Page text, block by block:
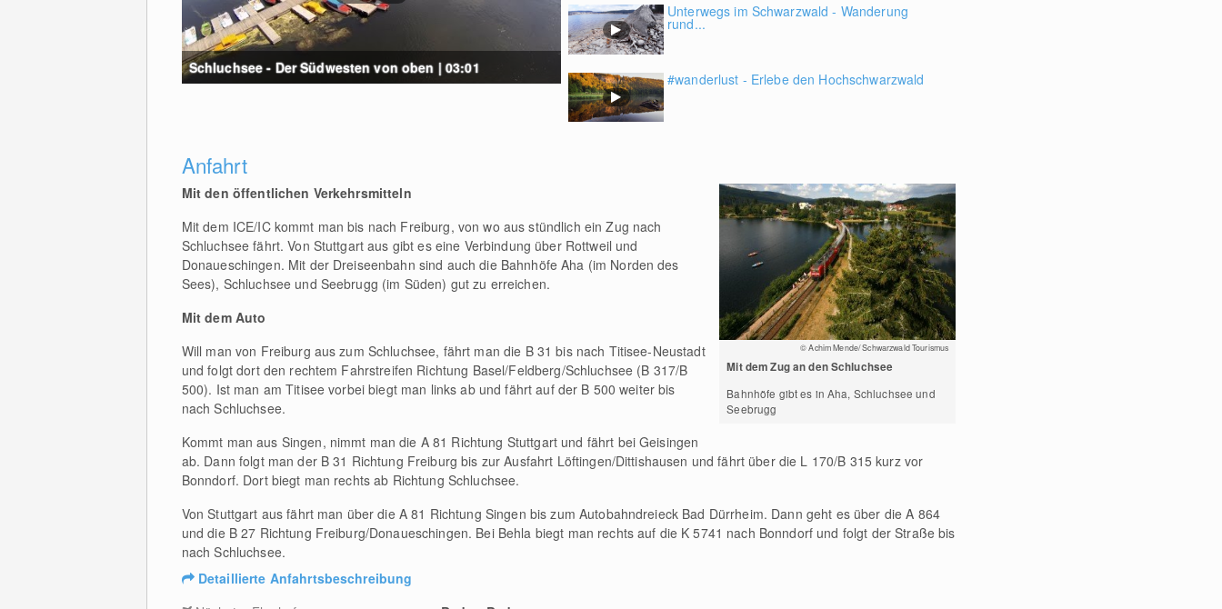
Schluchsee - Der Südwesten von oben | 03:01
Unterwegs im Schwarzwald - Wanderung
rund...
#wanderlust - Erlebe den Hochschwarzwald
Anfahrt
© Achim Mende/ Schwarzwald Tourismus
Mit dem Zug an den Schluchsee
Bahnhöfe gibt es in Aha, Schluchsee und
Seebrugg
Mit den öffentlichen Verkehrsmitteln
Mit dem ICE/IC kommt man bis nach Freiburg, von wo aus stündlich ein Zug nach
Schluchsee fährt. Von Stuttgart aus gibt es eine Verbindung über Rottweil und
Donaueschingen. Mit der Dreiseenbahn sind auch die Bahnhöfe Aha (im Norden des
Sees), Schluchsee und Seebrugg (im Süden) gut zu erreichen.
Mit dem Auto
Will man von Freiburg aus zum Schluchsee, fährt man die B 31 bis nach Titisee-Neustadt
und folgt dort den rechtem Fahrstreifen Richtung Basel/Feldberg/Schluchsee (B 317/B
500). Ist man am Titisee vorbei biegt man links ab und fährt auf der B 500 weiter bis
nach Schluchsee.
Kommt man aus Singen, nimmt man die A 81 Richtung Stuttgart und fährt bei Geisingen
ab. Dann folgt man der B 31 Richtung Freiburg bis zur Ausfahrt Löftingen/Dittishausen und fährt über die L 170/B 315 kurz vor
Bonndorf. Dort biegt man rechts ab Richtung Schluchsee.
Von Stuttgart aus fährt man über die A 81 Richtung Singen bis zum Autobahndreieck Bad Dürrheim. Dann geht es über die A 864
und die B 27 Richtung Freiburg/Donaueschingen. Bei Behla biegt man rechts auf die K 5741 nach Bonndorf und folgt der Straße bis
nach Schluchsee.
Detaillierte Anfahrtsbeschreibung